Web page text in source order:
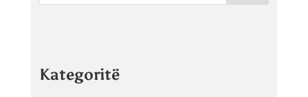
Kategoritë